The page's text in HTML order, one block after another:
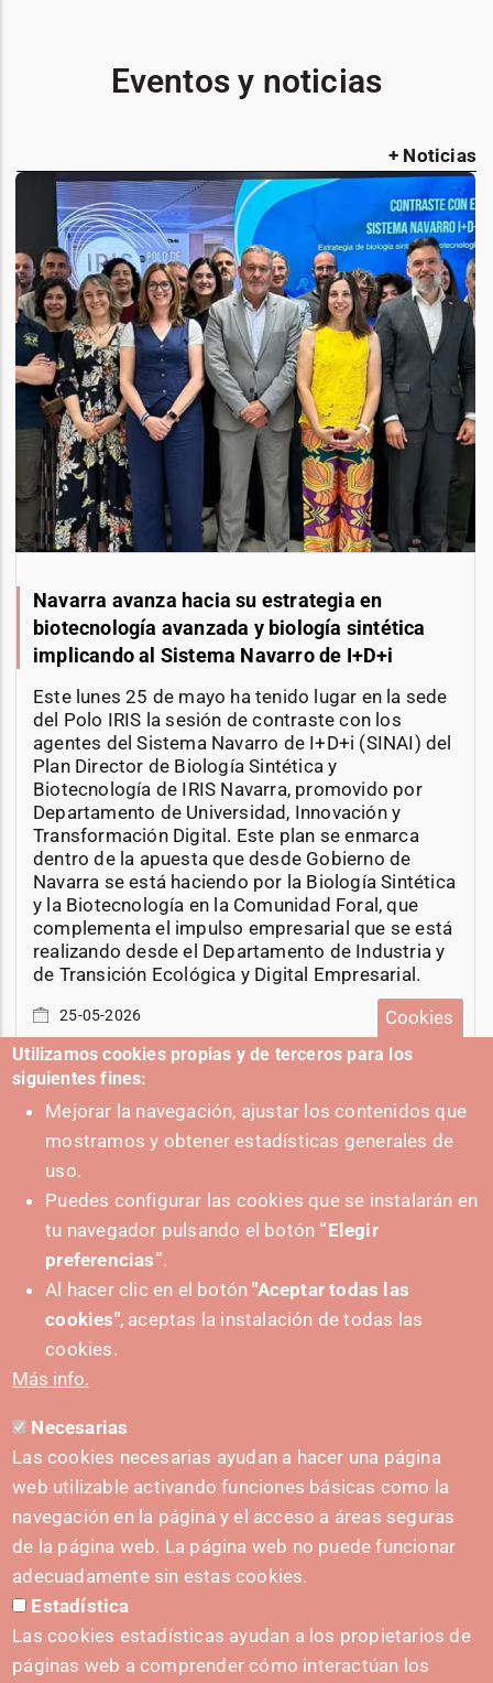
Eventos y noticias
+ Noticias
Navarra avanza hacia su estrategia en
biotecnología avanzada y biología sintética
implicando al Sistema Navarro de I+D+i
Este lunes 25 de mayo ha tenido lugar en la sede
del Polo IRIS la sesión de contraste con los
agentes del Sistema Navarro de I+D+i (SINAI) del
Plan Director de Biología Sintética y
Biotecnología de IRIS Navarra, promovido por
Departamento de Universidad, Innovación y
Transformación Digital. Este plan se enmarca
dentro de la apuesta que desde Gobierno de
Navarra se está haciendo por la Biología Sintética
y la Biotecnología en la Comunidad Foral, que
complementa el impulso empresarial que se está
realizando desde el Departamento de Industria y
de Transición Ecológica y Digital Empresarial.
25-05-2026
IMPULSA
Cookies
Utilizamos cookies propias y de terceros para los
siguientes fines:
Mejorar la navegación, ajustar los contenidos que
mostramos y obtener estadísticas generales de
uso.
Puedes configurar las cookies que se instalarán en
tu navegador pulsando el botón “Elegir
preferencias”.
Al hacer clic en el botón"Aceptar todas las
cookies", aceptas la instalación de todas las
cookies.
Más info.
Necesarias
Las cookies necesarias ayudan a hacer una página
web utilizable activando funciones básicas como la
navegación en la página y el acceso a áreas seguras
de la página web. La página web no puede funcionar
adecuadamente sin estas cookies.
Estadística
Las cookies estadísticas ayudan a los propietarios de
páginas web a comprender cómo interactúan los